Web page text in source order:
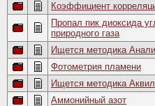
Коэффициент
Пропал пик диоксида
природного газа
Ищется методика
Фотометрия пламени
Ищется методика
Аммонийный азот